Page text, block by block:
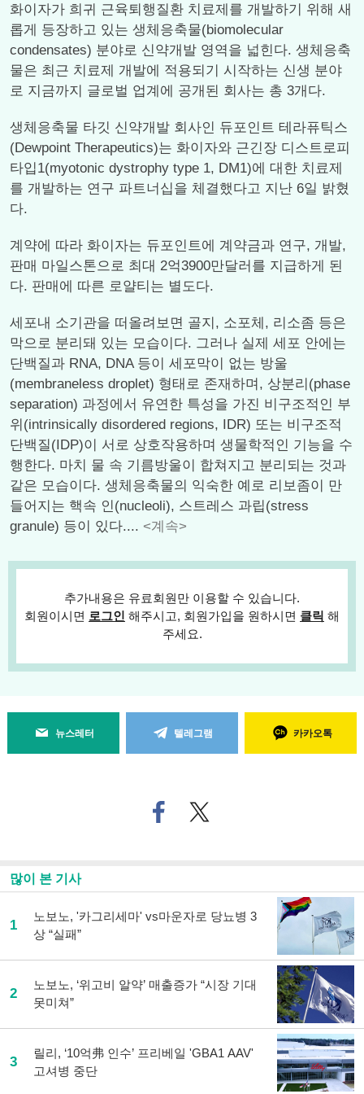
화이자가 희귀 근육퇴행질환 치료제를 개발하기 위해 새
롭게 등장하고 있는 생체응축물(biomolecular
condensates) 분야로 신약개발 영역을 넓힌다. 생체응축
물은 최근 치료제 개발에 적용되기 시작하는 신생 분야
로 지금까지 글로벌 업계에 공개된 회사는 총 3개다.
생체응축물 타깃 신약개발 회사인 듀포인트 테라퓨틱스
(Dewpoint Therapeutics)는 화이자와 근긴장 디스트로피
타입1(myotonic dystrophy type 1, DM1)에 대한 치료제
를 개발하는 연구 파트너십을 체결했다고 지난 6일 밝혔
다.
계약에 따라 화이자는 듀포인트에 계약금과 연구, 개발,
판매 마일스톤으로 최대 2억3900만달러를 지급하게 된
다. 판매에 따른 로얄티는 별도다.
세포내 소기관을 떠올려보면 골지, 소포체, 리소좀 등은
막으로 분리돼 있는 모습이다. 그러나 실제 세포 안에는
단백질과 RNA, DNA 등이 세포막이 없는 방울
(membraneless droplet) 형태로 존재하며, 상분리(phase
separation) 과정에서 유연한 특성을 가진 비구조적인 부
위(intrinsically disordered regions, IDR) 또는 비구조적
단백질(IDP)이 서로 상호작용하며 생물학적인 기능을 수
행한다. 마치 물 속 기름방울이 합쳐지고 분리되는 것과
같은 모습이다. 생체응축물의 익숙한 예로 리보좀이 만
들어지는 핵속 인(nucleoli), 스트레스 과립(stress
granule) 등이 있다.... <계속>
추가내용은 유료회원만 이용할 수 있습니다.
회원이시면 로그인 해주시고, 회원가입을 원하시면 클릭 해
주세요.
뉴스레터 텔레그램 카카오톡
페
이
기
사
공
트위
터로
많이 본 기사
1
노보노, '카그리세마' vs마운자로 당뇨병 3
상 “실패”
2
노보노, ‘위고비 알약’ 매출증가 “시장 기대
못미쳐”
3
릴리, ‘10억弗 인수’ 프리베일 'GBA1 AAV'
고셔병 중단